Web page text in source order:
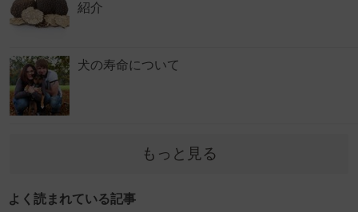
紹介
犬の寿命について
もっと見る
よく読まれている記事